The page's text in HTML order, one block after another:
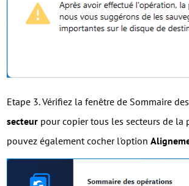
Etape 3. Vérifiez la fenêtre de Sommaire
secteur pour copier tous les secteurs de
pouvez également cocher l'option